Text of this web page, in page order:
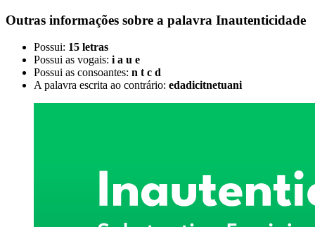
Outras informações sobre a palavra Inautenticidade
Possui: 15 letras
Possui as vogais: i a u e
Possui as consoantes: n t c d
A palavra escrita ao contrário: edadicitnetuani